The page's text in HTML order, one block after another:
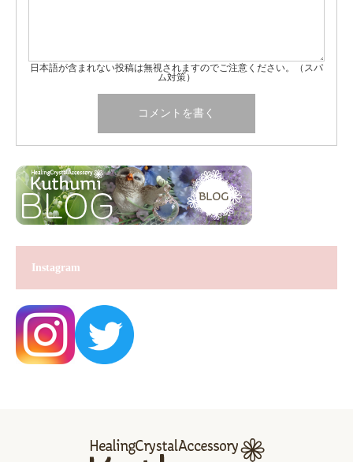
日本語が含まれない投稿は無視されますのでご注意ください。（スパ
ム対策）
Instagram